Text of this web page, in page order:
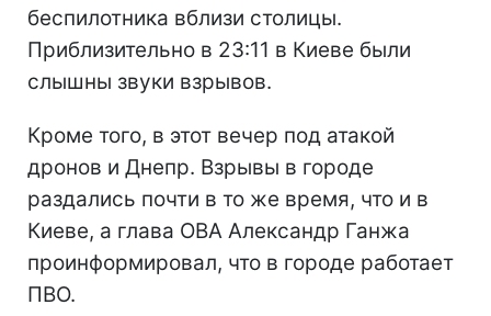
беспилотника вблизи столицы.
Приблизительно в 23:11 в Киеве были
слышны звуки взрывов.
Кроме того, в этот вечер под атакой
дронов и Днепр. Взрывы в городе
раздались почти в то же время, что и в
Киеве, а глава ОВА Александр Ганжа
проинформировал, что в городе работает
ПВО.